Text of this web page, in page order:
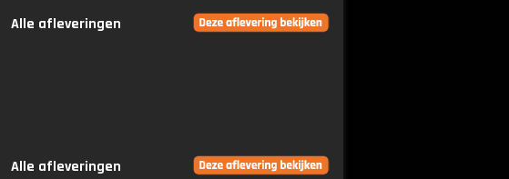
Alle afleveringen
Alle afleveringen